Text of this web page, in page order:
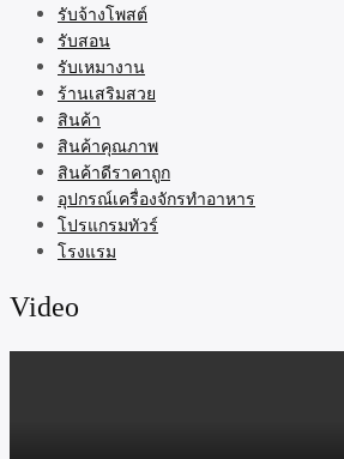
รับจ้างโพสต์
รับสอน
รับเหมางาน
ร้านเสริมสวย
สินค้า
สินค้าคุณภาพ
สินค้าดีราคาถูก
อุปกรณ์เครื่องจักรทำอาหาร
โปรแกรมทัวร์
โรงแรม
Video